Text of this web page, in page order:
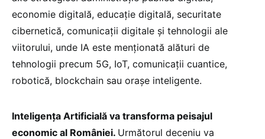
economie digitală, educație digitală, securitate
cibernetică, comunicații digitale și tehnologii ale
viitorului, unde IA este menționată alături de
tehnologii precum 5G, IoT, comunicații cuantice,
robotică, blockchain sau orașe inteligente.
Inteligența Artificială va transforma peisajul
economic al României. Următorul deceniu va